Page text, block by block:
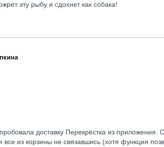
эту рыбу и сдохнет как собака!
доставку Перекрёстка из
все из корзины не связавшись (хотя функция